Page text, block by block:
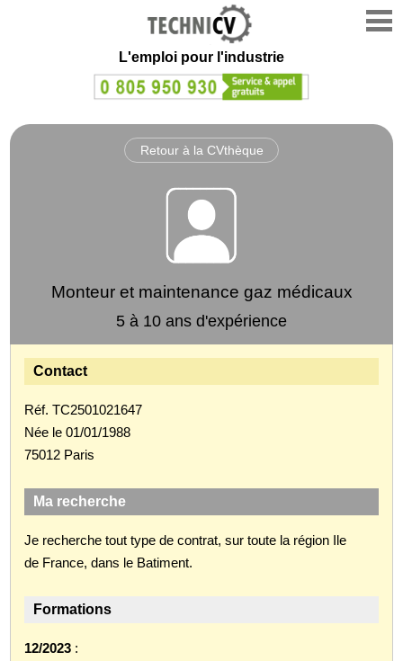
L'emploi pour l'industrie
Retour à la CVthèque
Monteur et maintenance gaz médicaux
5 à 10 ans d'expérience
Contact
Réf. TC2501021647
Née le 01/01/1988
75012 Paris
Ma recherche
Je recherche tout type de contrat, sur toute la région Ile
de France, dans le Batiment.
Formations
12/2023 :